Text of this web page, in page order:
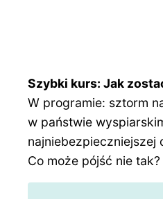
Szybki kurs: Jak
W programie: sztorm
w państwie
najniebezpieczniejszej
Co może pójść nie tak?